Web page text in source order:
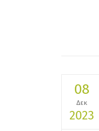
08
Δεκ
2023